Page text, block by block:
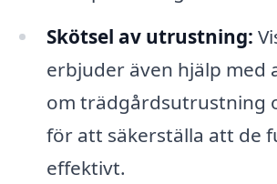
Skötsel av utrustning:
erbjuder även hjälp med
om trädgårdsutrustning
för att säkerställa att de
effektivt.